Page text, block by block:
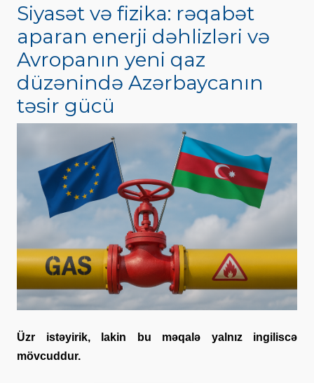
Siyasət və fizika: rəqabət
aparan enerji dəhlizləri və
Avropanın yeni qaz
düzənində Azərbaycanın
təsir gücü
Üzr istəyirik, lakin bu məqalə yalnız ingiliscə
mövcuddur.